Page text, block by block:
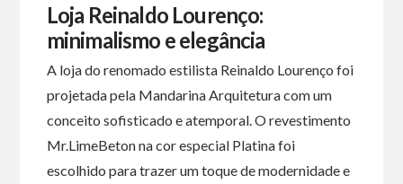
Loja Reinaldo Lourenço:
minimalismo e elegância
A loja do renomado estilista Reinaldo Lourenço foi
projetada pela Mandarina Arquitetura com um
conceito sofisticado e atemporal. O revestimento
Mr.LimeBeton na cor especial Platina foi
escolhido para trazer um toque de modernidade e